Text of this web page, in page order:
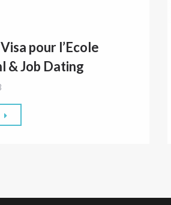
pour l’Ecole
& Job Dating